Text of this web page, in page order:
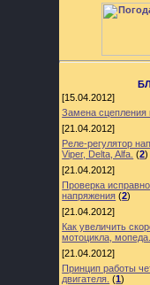
[15.04.2012]
Замена сцепления
[21.04.2012]
Реле-регулятор
Viper, Delta, Alfa. (2)
[21.04.2012]
Проверка
напряжения (2)
[21.04.2012]
Как увеличить
мотоцикла, мопеда.
[21.04.2012]
Принцип работы
двигателя. (1)